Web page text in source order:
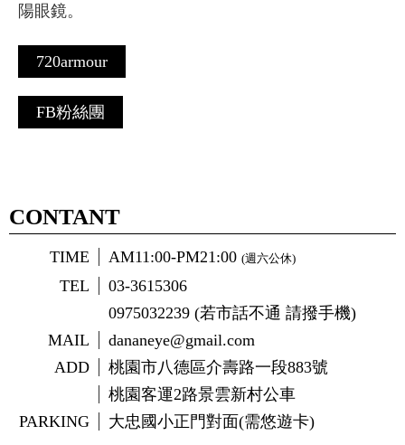
陽眼鏡。
720armour
FB粉絲團
CONTANT
TIME AM11:00-PM21:00 (週六公休)
TEL
03-3615306
0975032239 (若市話不通 請撥手機)
MAIL
dananeye@gmail.com
ADD
桃園市八德區介壽路一段883號
桃園客運2路景雲新村公車
PARKING
大忠國小正門對面(需悠遊卡)